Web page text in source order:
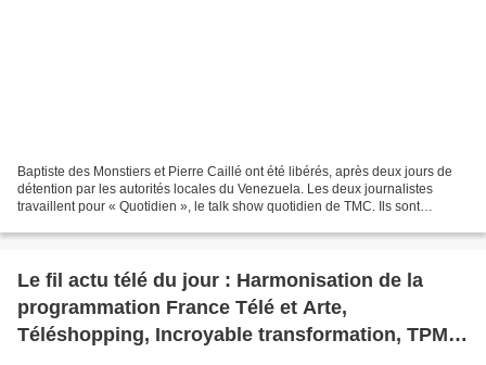
Baptiste des Monstiers et Pierre Caillé ont été libérés, après deux jours de
détention par les autorités locales du Venezuela. Les deux journalistes
travaillent pour « Quotidien », le talk show quotidien de TMC. Ils sont
Le fil actu télé du jour : Harmonisation de la
programmation France Télé et Arte,
Téléshopping, Incroyable transformation, TPMP,